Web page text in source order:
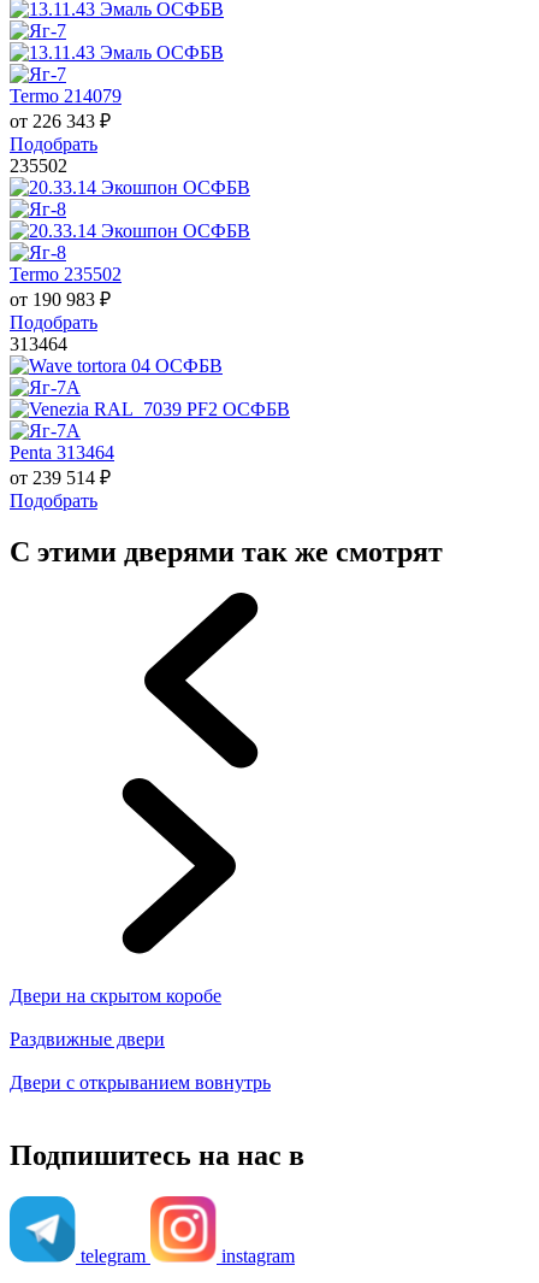
Termo 214079
от 226 343 ₽
Подобрать
235502
Termo 235502
от 190 983 ₽
Подобрать
313464
Penta 313464
от 239 514 ₽
Подобрать
С этими дверями так же смотрят
Двери на скрытом коробе
Раздвижные двери
Двери с открыванием вовнутрь
Подпишитесь на нас в
telegram instagram